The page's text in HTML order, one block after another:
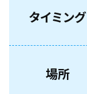
タイミング
場所